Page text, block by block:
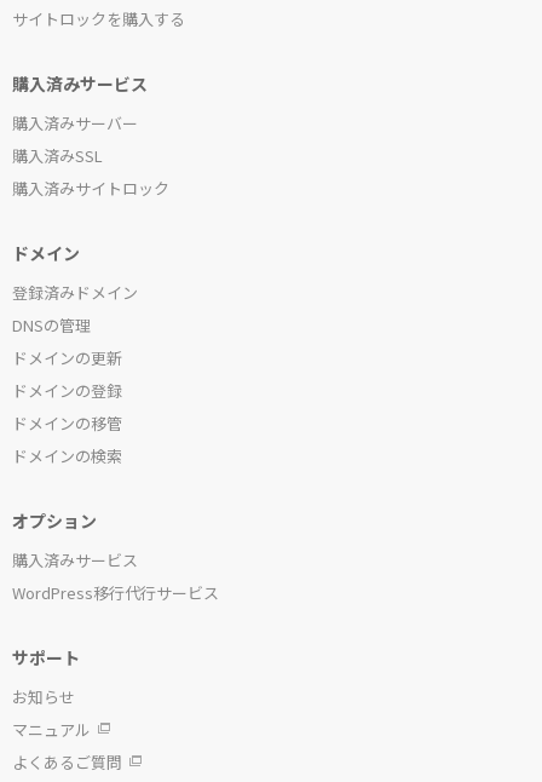
サイトロックを購入する
購入済みサービス
購入済みサーバー
購入済みSSL
購入済みサイトロック
ドメイン
登録済みドメイン
DNSの管理
ドメインの更新
ドメインの登録
ドメインの移管
ドメインの検索
オプション
購入済みサービス
WordPress移行代行サービス
サポート
お知らせ
マニュアル
よくあるご質問